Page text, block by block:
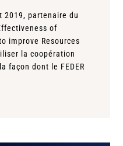
2019, partenaire du
of
improve Resources
la coopération
façon dont le FEDER